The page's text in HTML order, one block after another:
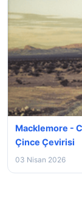
Macklemore -
Çince Çevirisi
03 Nisan 2026